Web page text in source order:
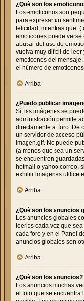
¿Qué son los
Los emoticonos son
para expresar un
felicidad, mientras que :(
emoticones puede verse
abusar del uso de
vuelva muy difícil de leer
emoticones del
el número de
Arriba
¿Puedo publicar
Sí, las imágenes se
administración permite
directamente al foro. De
un servidor de acceso
imagen.gif. No puede
(a menos que sea un
se encuentren
hotmail o yahoo correo,
exhibir imágenes utilice
Arriba
¿Qué son los anuncios
Los anuncios globales
leerlos cada vez que
cada foro y en el Panel
anuncios globales son
Arriba
¿Qué son los anuncios?
Los anuncios muchas
el foro que se encuentra